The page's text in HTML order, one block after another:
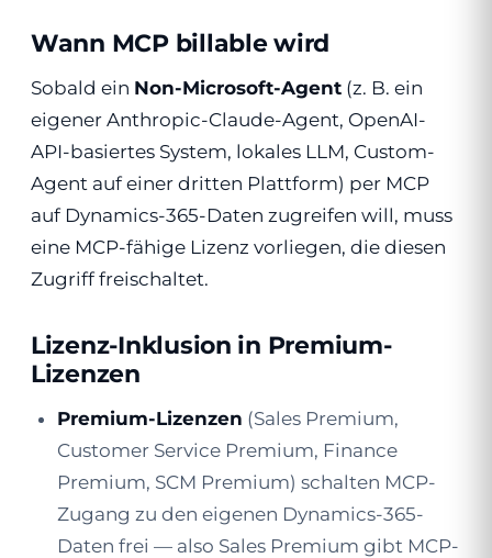
Wann MCP billable wird
Sobald ein Non-Microsoft-Agent (z. B. ein
eigener Anthropic-Claude-Agent, OpenAI-
API-basiertes System, lokales LLM, Custom-
Agent auf einer dritten Plattform) per MCP
auf Dynamics-365-Daten zugreifen will, muss
eine MCP-fähige Lizenz vorliegen, die diesen
Zugriff freischaltet.
Lizenz-Inklusion in Premium-
Lizenzen
Premium-Lizenzen (Sales Premium,
Customer Service Premium, Finance
Premium, SCM Premium) schalten MCP-
Zugang zu den eigenen Dynamics-365-
Daten frei — also Sales Premium gibt MCP-